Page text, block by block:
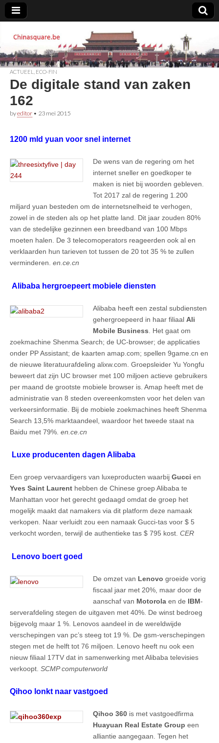
Chinasquare.be
ACTUEEL ECO-FIN
De digitale stand van zaken
162
byeditor • 23 mei 2015
1200 mld yuan voor snel internet
De wens van de regering om het
internet sneller en goedkoper te
maken is niet bij woorden gebleven.
Tot 2017 zal de regering 1.200
miljard yuan besteden om de internetsnelheid te verhogen,
zowel in de steden als op het platte land. Dit jaar zouden 80%
van de stedelijke gezinnen een breedband van 100 Mbps
moeten halen. De 3 telecomoperators reageerden ook al en
verklaarden hun tarieven tot tussen de 20 tot 35 % te zullen
verminderen. en.ce.cn
Alibaba hergroepeert mobiele diensten
Alibaba heeft een zestal subdiensten
gehergroepeerd in haar filiaal Ali
Mobile Business . Het gaat om
zoekmachine Shenma Search; de UC-browser; de applicaties
onder PP Assistant; de kaarten amap.com; spellen 9game.cn en
de nieuwe literatuurafdeling alixw.com. Groepsleider Yu Yongfu
beweert dat zijn UC browser met 100 miljoen actieve gebruikers
per maand de grootste mobiele browser is. Amap heeft met de
administratie van 8 steden overeenkomsten voor het delen van
verkeersinformatie. Bij de mobiele zoekmachines heeft Shenma
Search 13,5% marktaandeel, waardoor het tweede staat na
Baidu met 79%. en.ce.cn
Luxe producenten dagen Alibaba
Een groep vervaardigers van luxeproducten waarbij Gucci en
Yves Saint Laurent hebben de Chinese groep Alibaba te
Manhattan voor het gerecht gedaagd omdat de groep het
mogelijk maakt dat namakers via dit platform deze namaak
verkopen. Naar verluidt zou een namaak Gucci-tas voor $ 5
verkocht worden, terwijl de authentieke tas $ 795 kost. CER
Lenovo boert goed
De omzet van Lenovo groeide vorig
fiscaal jaar met 20%, maar door de
aanschaf van Motorola en de IBM-
serverafdeling stegen de uitgaven met 40%. De winst bedroeg
bijgevolg maar 1 %. Lenovos aandeel in de wereldwijde
verschepingen van pc’s steeg tot 19 %. De gsm-verschepingen
stegen met de helft tot 76 miljoen. Lenovo heeft nu ook een
nieuw filiaal 17TV dat in samenwerking met Alibaba televisies
verkoopt. SCMP computerworld
Qihoo lonkt naar vastgoed
Qihoo 360 is met vastgoedfirma
Huayuan Real Estate Group een
alliantie aangegaan. Tegen het